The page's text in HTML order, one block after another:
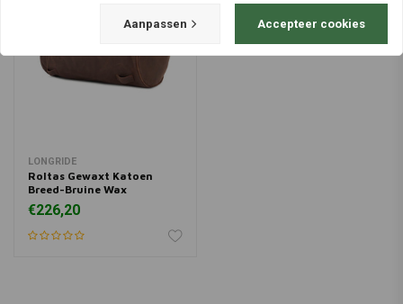
LONGRIDE
Roltas Gewaxt Katoen
Breed-Bruine Wax
€226,20
Aanpassen Accepteer cookies